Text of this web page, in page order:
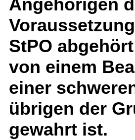
Angehörigen
StPO
von einem
einer
übrigen der
gewahrt ist.